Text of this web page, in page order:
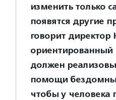
изменить только
появятся другие
говорит
должен
помощи
чтобы у человека